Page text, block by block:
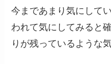
今まであまり気にして
われて気にしてみると
りが残っているような